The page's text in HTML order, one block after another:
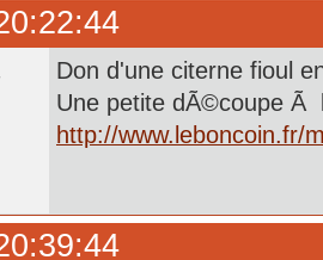
Don d'une citerne fioul
Une petite dÃ©coupe Ã
http://www.leboncoin.fr/